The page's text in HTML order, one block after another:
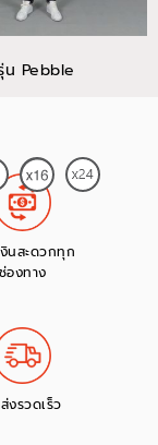
น Pebble
งินสะดวกทุก
ช่องทาง
งรวดเร็ว